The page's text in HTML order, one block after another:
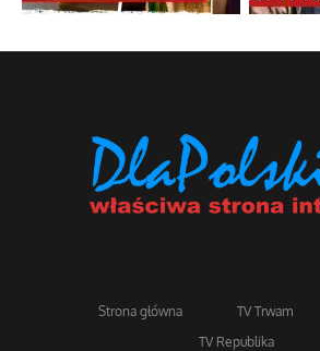
Strona główna TV Trwam
TV Republika